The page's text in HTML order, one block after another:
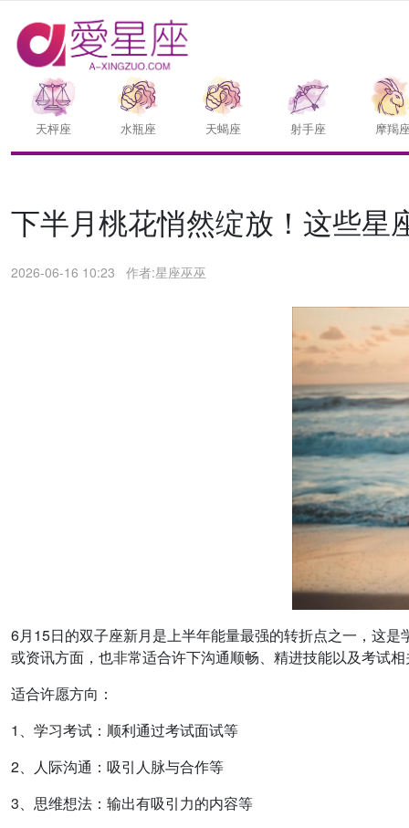
天枰座 水瓶座 天蝎座 射手座 摩羯
下半月桃花悄然绽放！这些星
2026-06-16 10:23 作者:星座巫巫
6月15日的双子座新月是上半年能量最强的转折点之一，这
或资讯方面，也非常适合许下沟通顺畅、精进技能以及考试
适合许愿方向：
1、学习考试：顺利通过考试面试等
2、人际沟通：吸引人脉与合作等
3、思维想法：输出有吸引力的内容等